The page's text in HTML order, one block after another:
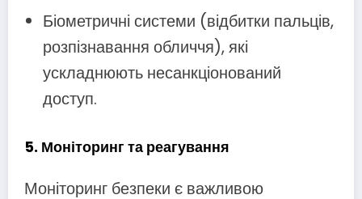
Біометричні системи (відбитки пальців,
розпізнавання обличчя), які
ускладнюють несанкціонований
доступ.
5. Моніторинг та реагування
Моніторинг безпеки є важливою